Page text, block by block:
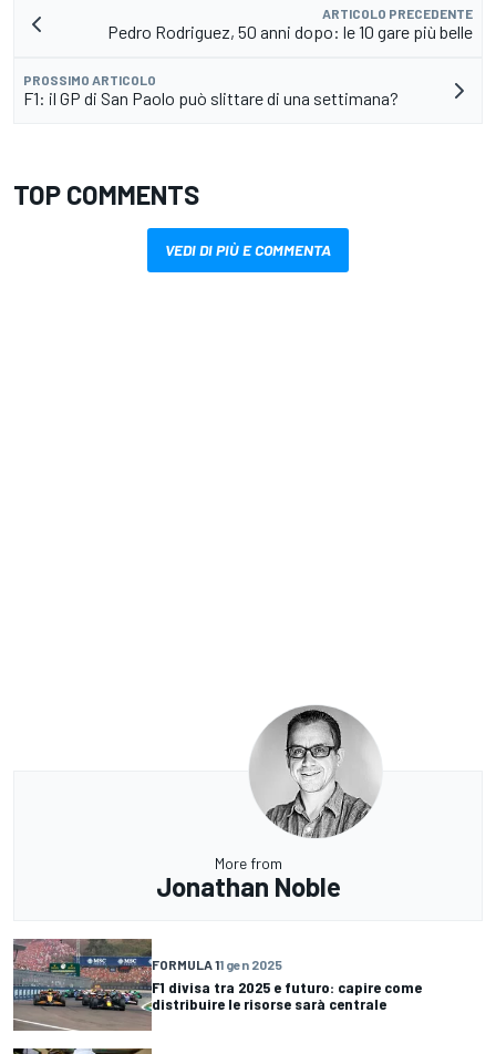
ARTICOLO PRECEDENTE
Pedro Rodriguez, 50 anni dopo: le 10 gare più belle
PROSSIMO ARTICOLO
F1: il GP di San Paolo può slittare di una settimana?
TOP COMMENTS
VEDI DI PIÙ E COMMENTA
More from
Jonathan Noble
FORMULA 11 gen 2025
F1 divisa tra 2025 e futuro: capire come
distribuire le risorse sarà centrale